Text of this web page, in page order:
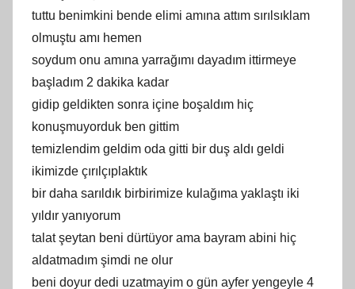
tuttu benimkini bende elimi amına attım sırılsıklam
olmuştu amı hemen
soydum onu amına yarrağımı dayadım ittirmeye
başladım 2 dakika kadar
gidip geldikten sonra içine boşaldım hiç
konuşmuyorduk ben gittim
temizlendim geldim oda gitti bir duş aldı geldi
ikimizde çırılçıplaktık
bir daha sarıldık birbirimize kulağıma yaklaştı iki
yıldır yanıyorum
talat şeytan beni dürtüyor ama bayram abini hiç
aldatmadım şimdi ne olur
beni doyur dedi uzatmayim o gün ayfer yengeyle 4